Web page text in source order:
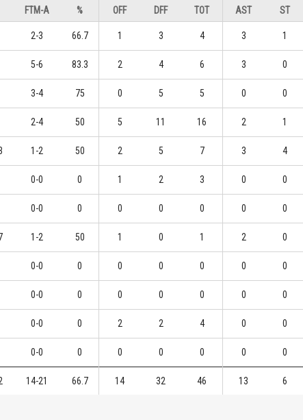
FTM-A % OFF DFF TOT AST ST
2-3 66.7 1 3 4 3 1
5-6 83.3 2 4 6 3 0
3-4 75 0 5 5 0 0
2-4 50 5 11 16 2 1
1-2 50 2 5 7 3 4
0-0 0 1 2 3 0 0
0-0 0 0 0 0 0 0
1-2 50 1 0 1 2 0
0-0 0 0 0 0 0 0
0-0 0 0 0 0 0 0
0-0 0 2 2 4 0 0
0-0 0 0 0 0 0 0
14-21 66.7 14 32 46 13 6